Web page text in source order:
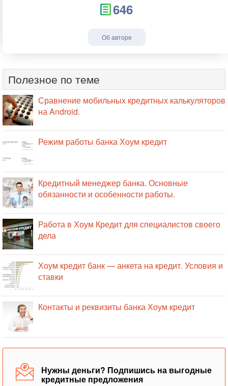
646
Об авторе
Полезное по теме
Сравнение мобильных кредитных калькуляторов
на Android.
Режим работы банка Хоум кредит
Кредитный менеджер банка. Основные
обязанности и особенности работы.
Работа в Хоум Кредит для специалистов своего
дела
Хоум кредит банк — анкета на кредит. Условия и
ставки
Контакты и реквизиты банка Хоум кредит
Нужны деньги? Подпишись на выгодные
кредитные предложения